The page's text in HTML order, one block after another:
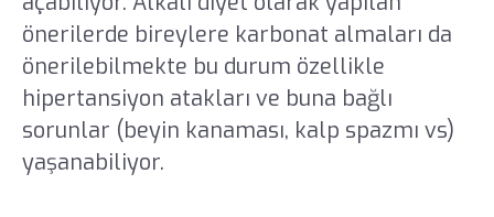
önerilerde bireylere karbonat almaları da
önerilebilmekte bu durum özellikle
hipertansiyon atakları ve buna bağlı
sorunlar (beyin kanaması, kalp spazmı vs)
yaşanabiliyor.